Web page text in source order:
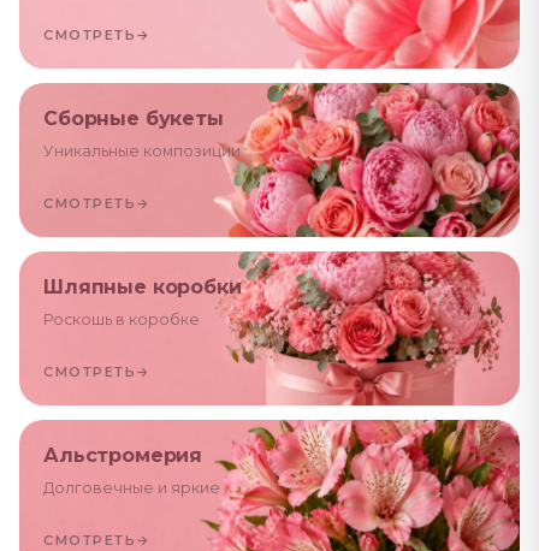
СМОТРЕТЬ →
Сборные букеты
Уникальные композиции
СМОТРЕТЬ →
Шляпные коробки
Роскошь в коробке
СМОТРЕТЬ →
Альстромерия
Долговечные и яркие
СМОТРЕТЬ →